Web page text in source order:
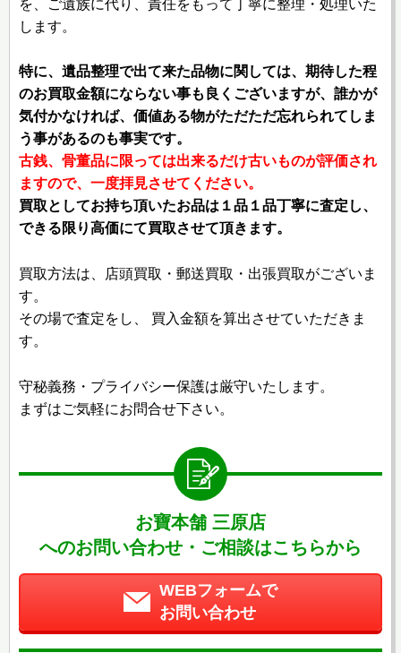
を、ご遺族に代り、責任をもって丁寧に整理・処理いた
します。
特に、遺品整理で出て来た品物に関しては、期待した程
のお買取金額にならない事も良くございますが、誰かが
気付かなければ、価値ある物がただただ忘れられてしま
う事があるのも事実です。
古銭、骨董品に限っては出来るだけ古いものが評価され
ますので、一度拝見させてください。
買取としてお持ち頂いたお品は１品１品丁寧に査定し、
できる限り高価にて買取させて頂きます。
買取方法は、店頭買取・郵送買取・出張買取がございま
す。
その場で査定をし、 買入金額を算出させていただきま
す。
守秘義務・プライバシー保護は厳守いたします。
まずはご気軽にお問合せ下さい。
お寶本舗 三原店
へのお問い合わせ・ご相談はこちらから
WEBフォームで
お問い合わせ